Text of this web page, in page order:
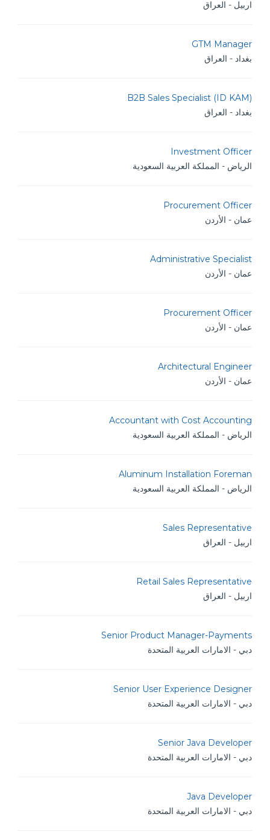
اربيل - العراق
GTM Manager
بغداد - العراق
B2B Sales Specialist (ID KAM)
بغداد - العراق
Investment Officer
الرياض - المملكة العربية السعودية
Procurement Officer
عمان - الأردن
Administrative Specialist
عمان - الأردن
Procurement Officer
عمان - الأردن
Architectural Engineer
عمان - الأردن
Accountant with Cost Accounting
الرياض - المملكة العربية السعودية
Aluminum Installation Foreman
الرياض - المملكة العربية السعودية
Sales Representative
اربيل - العراق
Retail Sales Representative
اربيل - العراق
Senior Product Manager-Payments
دبي - الامارات العربية المتحدة
Senior User Experience Designer
دبي - الامارات العربية المتحدة
Senior Java Developer
دبي - الامارات العربية المتحدة
Java Developer
دبي - الامارات العربية المتحدة